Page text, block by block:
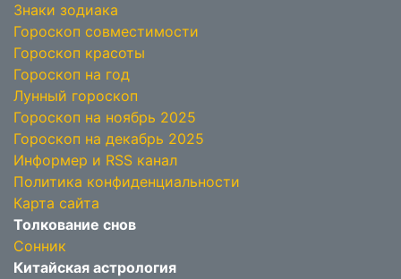
Знаки зодиака
Гороскоп совместимости
Гороскоп красоты
Гороскоп на год
Лунный гороскоп
Гороскоп на ноябрь 2025
Гороскоп на декабрь 2025
Информер и RSS канал
Политика конфиденциальности
Карта сайта
Толкование снов
Сонник
Китайская астрология